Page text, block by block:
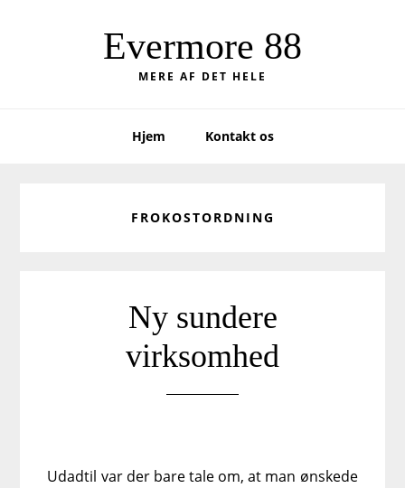
Evermore 88
MERE AF DET HELE
Hjem Kontakt os
FROKOSTORDNING
Ny sundere
virksomhed
Udadtil var der bare tale om, at man ønskede